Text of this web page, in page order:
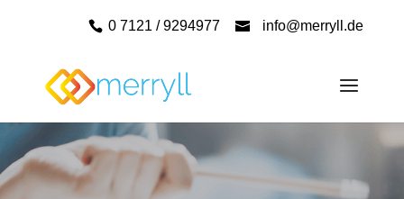
0 7121 / 9294977 info@merryll.de